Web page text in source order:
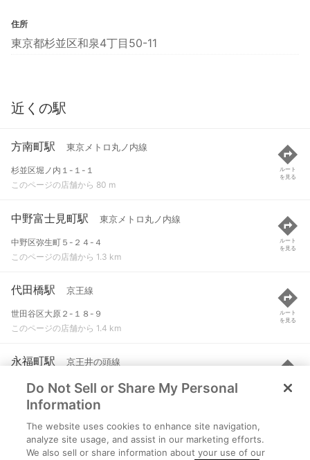
住所
東京都杉並区和泉4丁目50-11
近くの駅
方南町駅 東京メトロ丸ノ内線
杉並区堀ノ内１-１-１
このページの店舗から 80 m
ルート
を見る
中野富士見町駅 東京メトロ丸ノ内線
中野区弥生町５-２４-４
このページの店舗から 1.3 km
ルート
を見る
代田橋駅 京王線
世田谷区大原２-１８-９
このページの店舗から 1.4 km
ルート
を見る
永福町駅 京王井の頭線
杉並区永福２-６０-３１
このページの店舗から 1.4 km
ルート
を見る
笹塚駅 京王線 など
渋谷区笹塚１-５６-７
Do Not Sell or Share My Personal
Information
The website uses cookies to enhance site navigation,
analyze site usage, and assist in our marketing efforts.
We also sell or share information about your use of our